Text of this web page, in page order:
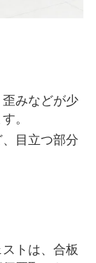
みなどが少
。
目立つ部分
トは、合板